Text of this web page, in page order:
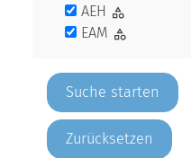
AEH
EAM
Zurücksetzen